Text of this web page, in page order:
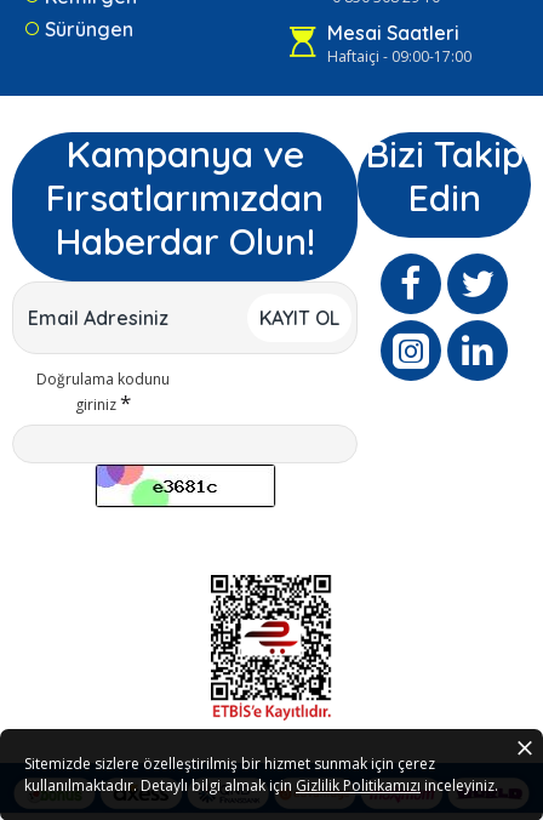
Sürüngen
Mesai Saatleri
Haftaiçi - 09:00-17:00
Kampanya ve
Fırsatlarımızdan
Haberdar Olun!
KAYIT OL
Doğrulama kodunu
giriniz
Bizi Takip
Edin
Sitemizde sizlere özelleştirilmiş bir hizmet sunmak için çerez
kullanılmaktadır. Detaylı bilgi almak için Gizlilik Politikamızı inceleyiniz.